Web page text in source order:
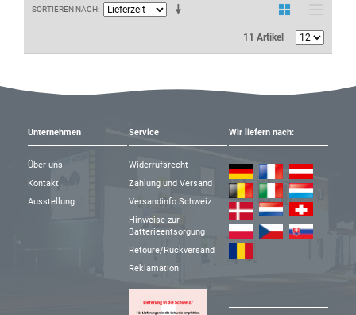
SORTIEREN NACH
11 Artikel
Unternehmen
Über uns
Kontakt
Ausstellung
Service
Widerrufsrecht
Zahlung und Versand
Versandinfo Schweiz
Hinweise zur
Batterieentsorgung
Retoure/Rückversand
Reklamation
Wir liefern nach: